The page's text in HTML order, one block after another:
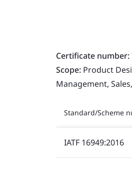
Certificate number:
Scope: Product
Management,
Standard/Scheme
IATF 16949:2016